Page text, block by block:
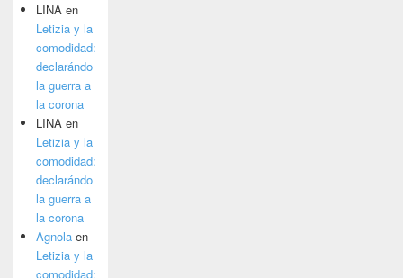
LINA en
Letizia y la
comodidad:
declarándo
la guerra a
la corona
LINA en
Letizia y la
comodidad:
declarándo
la guerra a
la corona
Agnola en
Letizia y la
comodidad: